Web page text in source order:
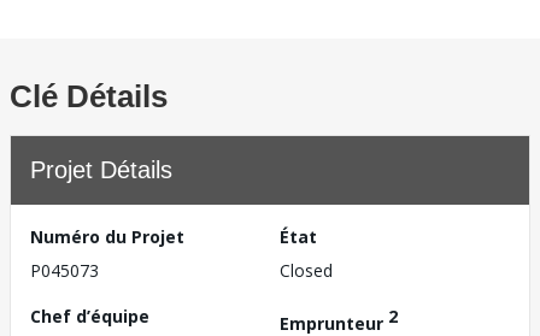
Clé Détails
Projet Détails
Numéro du Projet
P045073
État
Closed
Chef d’équipe
Emprunteur 2